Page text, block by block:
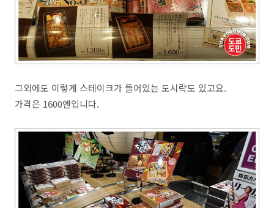
그외에도 이렇게 스테이크가 들어있는 도시락도 있고요.
가격은 1600엔입니다.